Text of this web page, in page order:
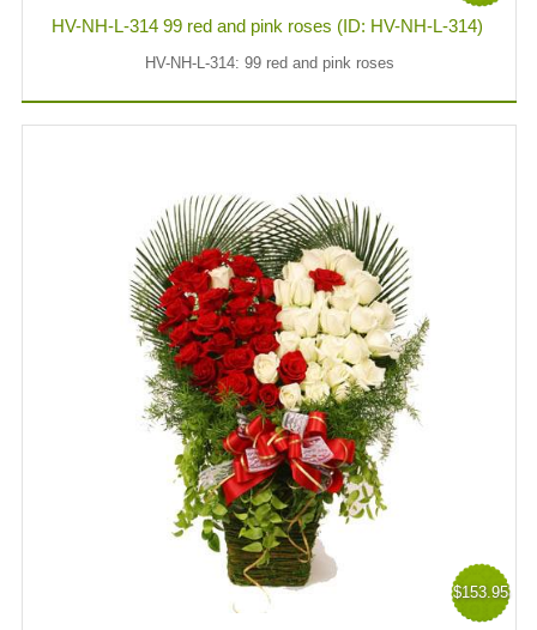
HV-NH-L-314 99 red and pink roses (ID: HV-NH-L-314)
HV-NH-L-314: 99 red and pink roses
$153.95